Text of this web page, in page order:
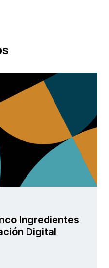
Ingredientes
Digital